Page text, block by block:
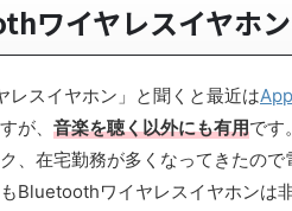
ワイヤレスイヤホ
レスイヤホン」と聞くと最近は
が、 音楽を聴く以外にも有用です
、在宅勤務が多くなってきたの
Bluetoothワイヤレスイヤホンは